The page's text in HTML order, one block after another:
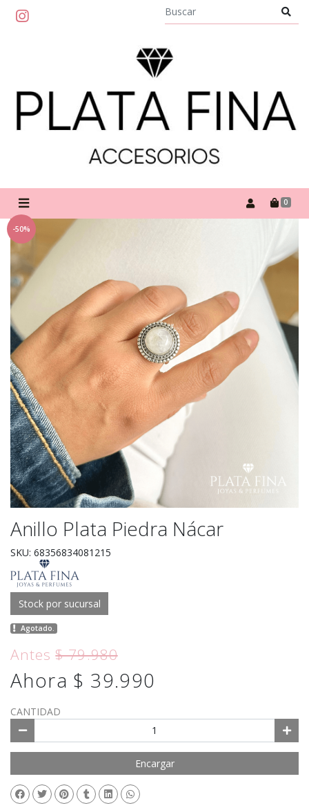
0
-50%
Anillo Plata Piedra Nácar
SKU: 68356834081215
Stock por sucursal
Agotado.
Antes$ 79.980
Ahora $ 39.990
CANTIDAD
Encargar